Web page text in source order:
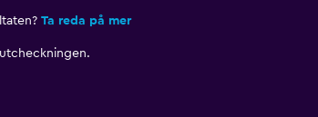
Ta reda på mer